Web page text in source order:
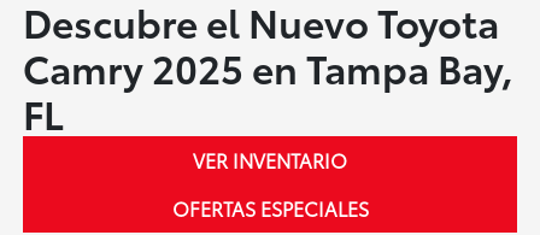
Descubre el Nuevo Toyota
Camry 2025 en Tampa Bay,
FL
VER INVENTARIO
OFERTAS ESPECIALES